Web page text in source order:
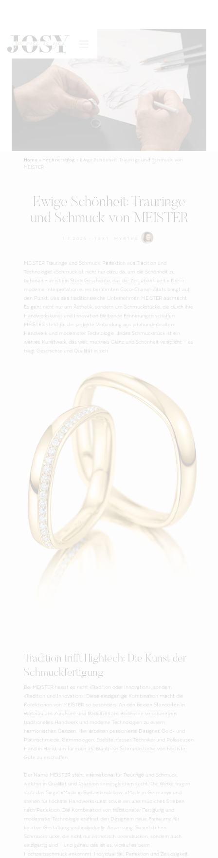
Home Hochzeitsblog
Ewige Schönheit: Trauringe und Schmuck von
MEISTER
Ewige Schönheit: Trauringe
und Schmuck von MEISTER
1.7.2025 • TEXT: MYRTHE
MEISTER Trauringe und Schmuck: Perfektion aus Tradition und
Technologie! «Schmuck ist nicht nur dazu da, um die Schönheit zu
betonen – er ist ein Stück Geschichte, das die Zeit überdauert.» Diese
moderne Interpretation eines berühmten Coco-Chanel-Zitats bringt auf
den Punkt, was das traditionsreiche Unternehmen MEISTER ausmacht:
Es geht nicht nur um Ästhetik, sondern um Schmuckstücke, die durch ihre
Handwerkskunst und Innovation bleibende Erinnerungen schaffen.
MEISTER steht für die perfekte Verbindung aus jahrhundertealtem
Handwerk und modernster Technologie. Jedes Schmuckstück ist ein
wahres Kunstwerk, das weit mehr als Glanz und Schönheit verspricht – es
trägt Geschichte und Qualität in sich.
Tradition trifft Hightech: Die Kunst der
Schmuckfertigung
Bei MEISTER heisst es nicht «Tradition oder Innovation», sondern
«Tradition und Innovation». Diese einzigartige Kombination macht die
Kollektionen von MEISTER so besonders. An den beiden Standorten in
Wollerau am Zürichsee und Radolfzell am Bodensee verschmelzen
traditionelles Handwerk und moderne Technologien zu einem
harmonischen Ganzen. Hier arbeiten passionierte Designer, Gold- und
Platinschmiede, Gemmologen, Edelsteinfasser, Techniker und Polisseusen
Hand in Hand, um für euch als Brautpaar Schmuckstücke von höchster
Güte zu erschaffen.
Der Name MEISTER steht international für Trauringe und Schmuck,
welcher in Qualität und Präzision seinesgleichen sucht. Die Werke tragen
stolz das Siegel «Made in Switzerland» bzw. «Made in Germany» und
stehen für höchste Handwerkskunst sowie ein unermüdliches Streben
nach Perfektion. Die Kombination von traditioneller Fertigung und
modernster Technologie eröffnet den Designern neue Freiräume für
kreative Gestaltung und individuelle Anpassung. So entstehen
Schmuckstücke, die nicht nur ästhetisch beeindrucken, sondern auch
einzigartig sind – und genau das ist es, worauf es beim
Hochzeitsschmuck ankommt: Individualität, Perfektion und Zeitlosigkeit.